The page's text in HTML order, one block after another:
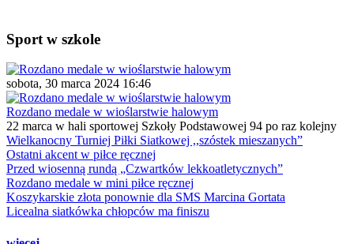
Sport w szkole
sobota, 30 marca 2024 16:46
Rozdano medale w wioślarstwie halowym
22 marca w hali sportowej Szkoły Podstawowej 94 po raz kolejny
Wielkanocny Turniej Piłki Siatkowej ,,szóstek mieszanych”
Ostatni akcent w piłce ręcznej
Przed wiosenną rundą „Czwartków lekkoatletycznych”
Rozdano medale w mini piłce ręcznej
Koszykarskie złota ponownie dla SMS Marcina Gortata
Licealna siatkówka chłopców ma finiszu